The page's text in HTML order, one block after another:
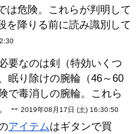
は危険。これらが判明して
を降りる前に読み識別して
要なのは剣（特効いくつ
眠り除けの腕輪（46～60
で毒消しの腕輪。これら
--2019年08月17日 (土) 16:30:50
アイテムはギタンで買